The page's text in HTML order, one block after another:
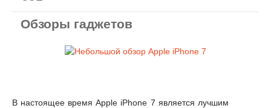
Обзоры гаджетов
В настоящее время Apple iPhone 7 является лучшим